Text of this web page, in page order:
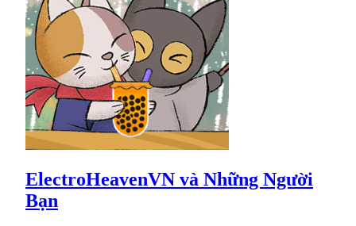
ElectroHeavenVN và Những Người
Bạn